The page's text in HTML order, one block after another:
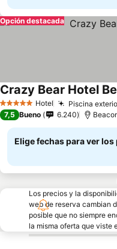
Opción destacada
5 Estrellas Hotel Piscina
Crazy Bear Hotel
7,5 Bueno 6.240
Elige fechas para ver
Los precios y la
web de reserva cambian
posible que no siempre
la misma oferta que viste